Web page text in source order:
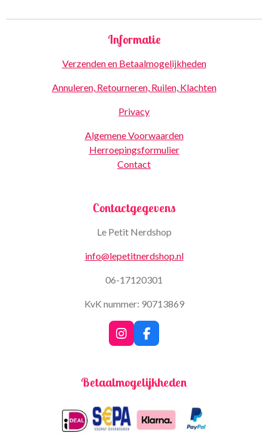
Informatie
Verzenden en Betaalmogelijkheden
Annuleren, Retourneren, Ruilen, Klachten
Privacy
Algemene Voorwaarden
Herroepingsformulier
Contact
Contactgegevens
Le Petit Nerdshop
info@lepetitnerdshop.nl
06-17120301
KvK nummer: 90713869
I
n
a
r
a
m
F
a
b
k
Betaalmogelijkheden